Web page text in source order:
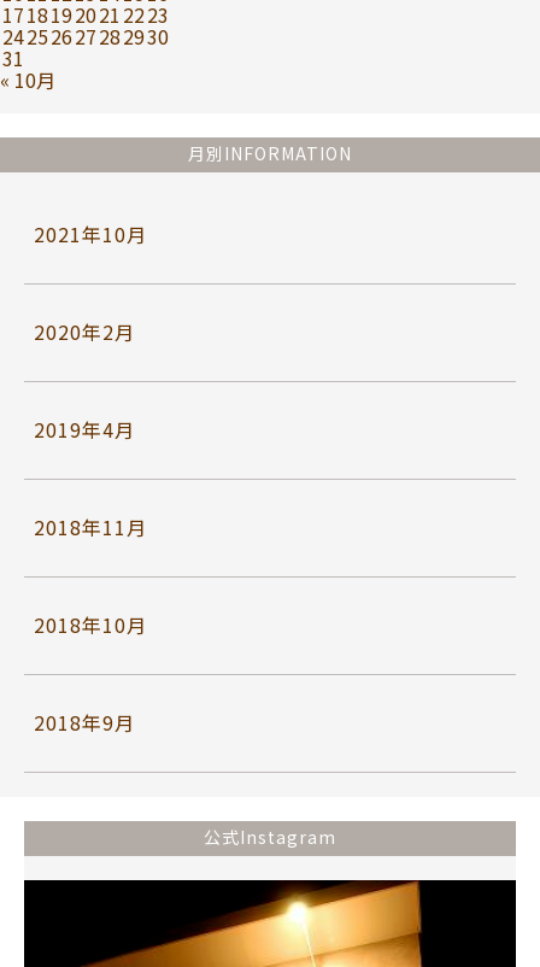
1718192021 2223
24252627282930
31
« 10月
月別INFORMATION
2021年10月
2020年2月
2019年4月
2018年11月
2018年10月
2018年9月
公式Instagram